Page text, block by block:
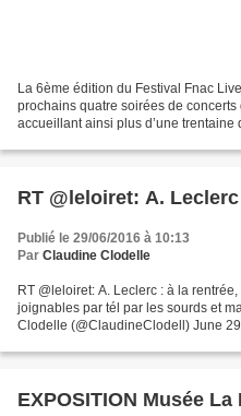
La 6ème édition du Festival Fnac
prochains quatre soirées de
accueillant ainsi plus d’une trentaine
RT @leloiret: A.
Publié le 29/06/2016 à 10:13
Par Claudine Clodelle
RT @leloiret: A. Leclerc : à la
joignables par tél par les sourds et
Clodelle (@ClaudineClodell) June
EXPOSITION Musée La